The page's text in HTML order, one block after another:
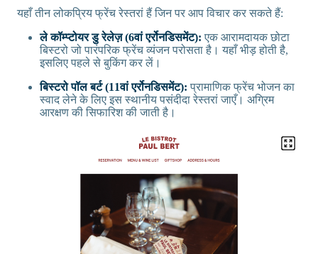
यहाँ तीन लोकप्रिय फ्रेंच रेस्तरां हैं जिन पर आप विचार कर सकते हैं:
ले कॉम्प्टोयर डु रेलेज़ (6वां एर्रोनडिसमेंट): एक आरामदायक छोटा
बिस्टरो जो पारंपरिक फ्रेंच व्यंजन परोसता है। यहाँ भीड़ होती है,
इसलिए पहले से बुकिंग कर लें।
बिस्टरो पॉल बर्ट (11वां एर्रोनडिसमेंट): प्रामाणिक फ्रेंच भोजन का
स्वाद लेने के लिए इस स्थानीय पसंदीदा रेस्तरां जाएँ। अग्रिम
आरक्षण की सिफारिश की जाती है।